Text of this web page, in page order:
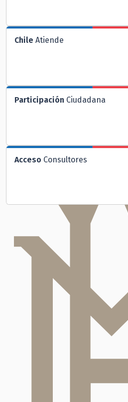
Chile Atiende
Participación Ciudadana
Acceso Consultores